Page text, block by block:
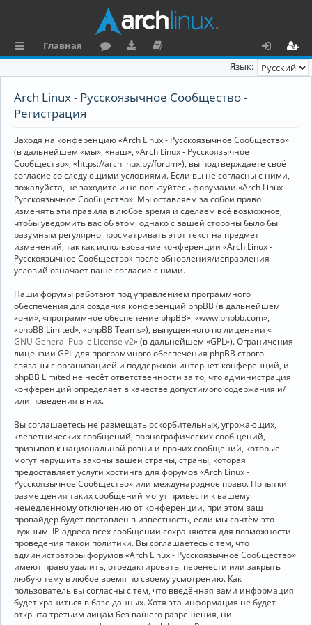
л
и
Главная
н
та
ц
и
я
х
ег
Язык:
Arch Linux - Русскоязычное Сообщество -
Регистрация
Заходя на конференцию «Arch Linux - Русскоязычное Сообщество»
(в дальнейшем «мы», «наш», «Arch Linux - Русскоязычное
Сообщество», «https://archlinux.by/forum»), вы подтверждаете своё
согласие со следующими условиями. Если вы не согласны с ними,
пожалуйста, не заходите и не пользуйтесь форумами «Arch Linux -
Русскоязычное Сообщество». Мы оставляем за собой право
изменять эти правила в любое время и сделаем всё возможное,
чтобы уведомить вас об этом, однако с вашей стороны было бы
разумным регулярно просматривать этот текст на предмет
изменений, так как использование конференции «Arch Linux -
Русскоязычное Сообщество» после обновления/исправления
условий означает ваше согласие с ними.
Наши форумы работают под управлением программного
обеспечения для создания конференций phpBB (в дальнейшем
«они», «программное обеспечение phpBB», «www.phpbb.com»,
«phpBB Limited», «phpBB Teams»), выпущенного по лицензии «
GNU General Public License v2» (в дальнейшем «GPL»). Ограничения
лицензии GPL для программного обеспечения phpBB строго
связаны с организацией и поддержкой интернет-конференций, и
phpBB Limited не несёт ответственности за то, что администрация
конференций определяет в качестве допустимого содержания и/
или поведения в них.
Вы соглашаетесь не размещать оскорбительных, угрожающих,
клеветнических сообщений, порнографических сообщений,
призывов к национальной розни и прочих сообщений, которые
могут нарушить законы вашей страны, страны, которая
предоставляет услуги хостинга для форумов «Arch Linux -
Русскоязычное Сообщество» или международное право. Попытки
размещения таких сообщений могут привести к вашему
немедленному отключению от конференции, при этом ваш
провайдер будет поставлен в известность, если мы сочтём это
нужным. IP-адреса всех сообщений сохраняются для возможности
проведения такой политики. Вы соглашаетесь с тем, что
администраторы форумов «Arch Linux - Русскоязычное Сообщество»
имеют право удалить, отредактировать, перенести или закрыть
любую тему в любое время по своему усмотрению. Как
пользователь вы согласны с тем, что введённая вами информация
будет храниться в базе данных. Хотя эта информация не будет
открыта третьим лицам без вашего разрешения, ни